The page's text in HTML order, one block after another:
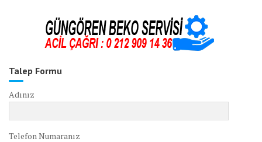
Talep Formu
Adınız
Telefon Numaranız